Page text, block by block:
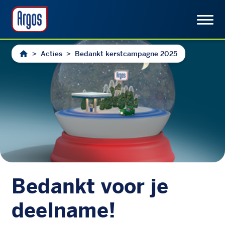
> Acties > Bedankt kerstcampagne 2025
Bedankt voor je
deelname!